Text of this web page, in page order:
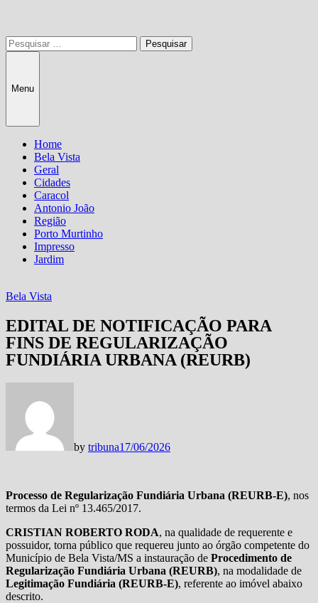
Pesquisar
por:
Menu
Home
Bela Vista
Geral
Cidades
Caracol
Antonio João
Região
Porto Murtinho
Impresso
Jardim
Bela Vista
EDITAL DE NOTIFICAÇÃO PARA
FINS DE REGULARIZAÇÃO
FUNDIÁRIA URBANA (REURB)
by tribuna17/06/2026
Processo de Regularização Fundiária Urbana (REURB-E), nos
termos da Lei nº 13.465/2017.
CRISTIAN ROBERTO RODA, na qualidade de requerente e
possuidor, torna público que requereu junto ao órgão competente do
Município de Bela Vista/MS a instauração de Procedimento de
Regularização Fundiária Urbana (REURB), na modalidade de
Legitimação Fundiária (REURB-E), referente ao imóvel abaixo
descrito.